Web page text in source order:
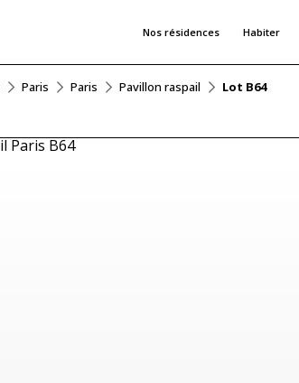
Nos résidences Habiter
Paris Paris Pavillon raspail Lot B64